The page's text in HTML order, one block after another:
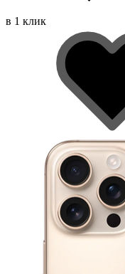
в 1 клик